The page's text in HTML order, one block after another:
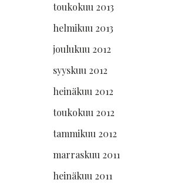
toukokuu 2013
helmikuu 2013
joulukuu 2012
syyskuu 2012
heinäkuu 2012
toukokuu 2012
tammikuu 2012
marraskuu 2011
heinäkuu 2011